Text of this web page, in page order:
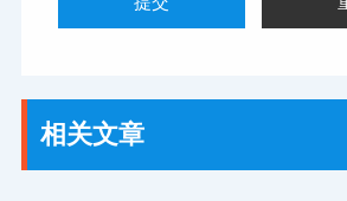
相关文章